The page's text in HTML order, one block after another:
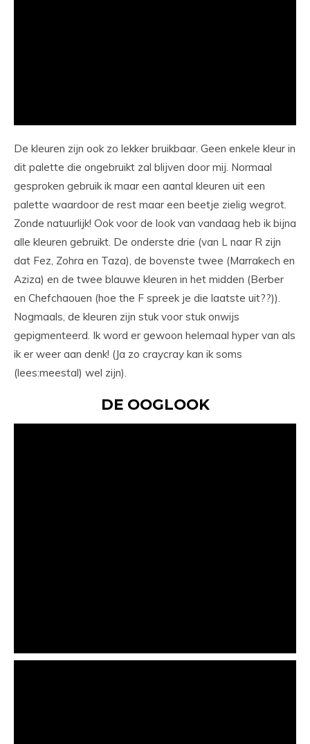
De kleuren zijn ook zo lekker bruikbaar. Geen enkele kleur in
dit palette die ongebruikt zal blijven door mij. Normaal
gesproken gebruik ik maar een aantal kleuren uit een
palette waardoor de rest maar een beetje zielig wegrot.
Zonde natuurlijk! Ook voor de look van vandaag heb ik bijna
alle kleuren gebruikt. De onderste drie (van L naar R zijn
dat Fez, Zohra en Taza), de bovenste twee (Marrakech en
Aziza) en de twee blauwe kleuren in het midden (Berber
en Chefchaouen (hoe the F spreek je die laatste uit??)).
Nogmaals, de kleuren zijn stuk voor stuk onwijs
gepigmenteerd. Ik word er gewoon helemaal hyper van als
ik er weer aan denk! (Ja zo craycray kan ik soms
(lees:meestal) wel zijn).
DE OOGLOOK